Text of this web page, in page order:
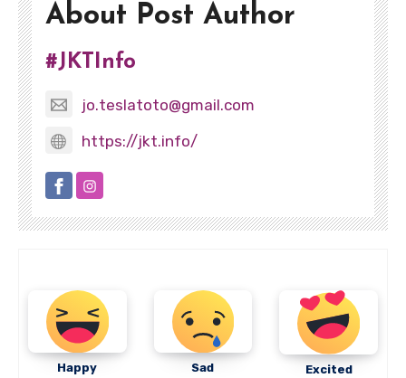
About Post Author
#JKTInfo
jo.teslatoto@gmail.com
https://jkt.info/
Happy
Sad
Excited